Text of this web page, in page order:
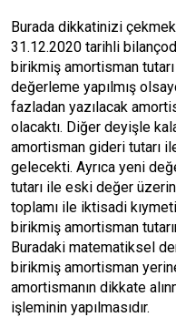
Burada dikkatinizi
31.12.2020 tarihli
birikmiş amortisman
değerleme yapılmış
fazladan yazılacak
olacaktı. Diğer deyişle
amortisman gideri tutarı
gelecekti. Ayrıca yeni
tutarı ile eski değer
toplamı ile iktisadi
birikmiş amortisman
Buradaki matematiksel
birikmiş amortisman
amortismanın dikkate
işleminin yapılmasıdır.